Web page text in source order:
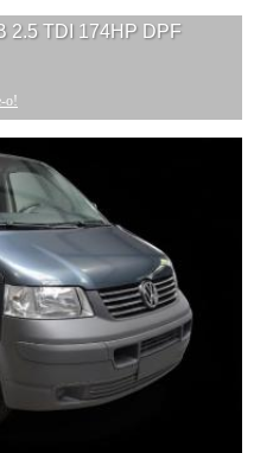
2.5 TDI 174HP DPF
o!